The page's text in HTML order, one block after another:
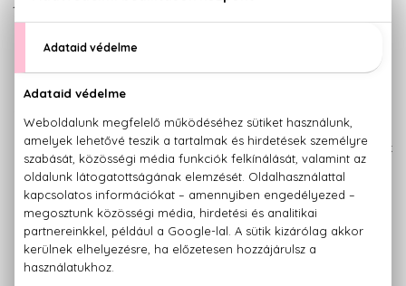
illata tart egyensúlyban. A Juicy
Couture különleges formatervezésű
bármely napján tökéletes választás, hiszen a parfüm vidám
és csajos illata mégis igazán klasszikus és nőies tud lenni,
igazi alkalmazkodó illat.
A Juicy Coutureparfümök
következő tagja a márka
nevét, és egy helyes kis
nyakláncot visel. A 2006-ban
boltokba került Juicy
Coulture parfüm az édes, és
virágos illatjegyek ötvözete,